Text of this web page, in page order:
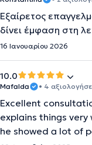
Εξαίρετος
δίνει έμφαση στη
16 Ιανουαρίου 2026
10.0
Mafalda • 4
Excellent
explains things
he showed a lot of